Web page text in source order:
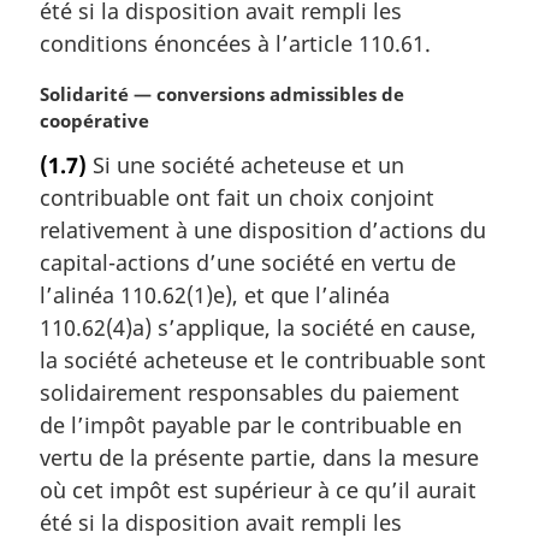
été si la disposition avait rempli les
conditions énoncées à l’article 110.61.
N
o
e
m
a
r
i
n
a
l
e
:
Solidarité — conversions admissibles de
coopérative
(1.7) Si une société acheteuse et un
contribuable ont fait un choix conjoint
relativement à une disposition d’actions du
capital-actions d’une société en vertu de
l’alinéa 110.62(1)e), et que l’alinéa
110.62(4)a) s’applique, la société en cause,
la société acheteuse et le contribuable sont
solidairement responsables du paiement
de l’impôt payable par le contribuable en
vertu de la présente partie, dans la mesure
où cet impôt est supérieur à ce qu’il aurait
été si la disposition avait rempli les